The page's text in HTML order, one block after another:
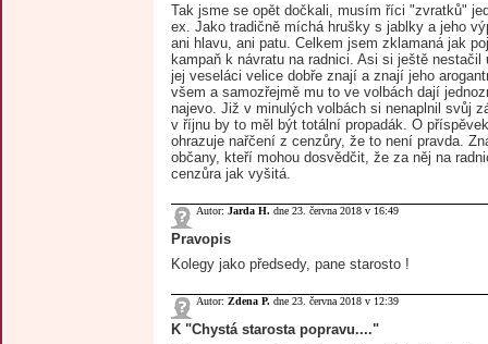
Tak jsme se opět dočkali, musím říci "zvratků"
ex. Jako tradičně míchá hrušky s jablky a jeho
ani hlavu, ani patu. Celkem jsem zklamaná jak
kampaň k návratu na radnici. Asi si ještě nestačil
jej veseláci velice dobře znají a znají jeho
všem a samozřejmě mu to ve volbách dají
najevo. Již v minulých volbách si nenaplnil svůj
v říjnu by to měl být totální propadák. O
ohrazuje nařčení z cenzůry, že to není pravda.
občany, kteří mohou dosvědčit, že za něj na
cenzůra jak vyšitá.
Autor: Jarda H. dne 23. června 2018 v 16:49
Pravopis
Kolegy jako předsedy, pane starosto !
Autor: Zdena P. dne 23. června 2018 v 12:39
K "Chystá starosta popravu...."